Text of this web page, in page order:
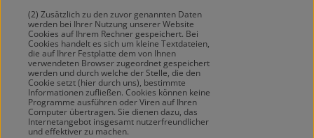
(2) Zusätzlich zu den zuvor genannten Daten
werden bei Ihrer Nutzung unserer Website
Cookies auf Ihrem Rechner gespeichert. Bei
Cookies handelt es sich um kleine Textdateien,
die auf Ihrer Festplatte dem von Ihnen
verwendeten Browser zugeordnet gespeichert
werden und durch welche der Stelle, die den
Cookie setzt (hier durch uns), bestimmte
Informationen zufließen. Cookies können keine
Programme ausführen oder Viren auf Ihren
Computer übertragen. Sie dienen dazu, das
Internetangebot insgesamt nutzerfreundlicher
und effektiver zu machen.